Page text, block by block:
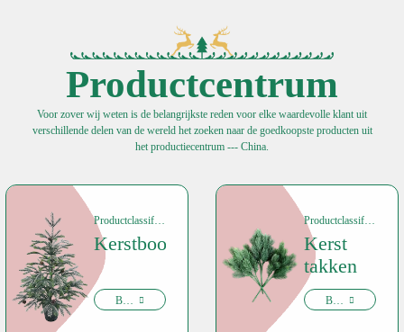
Productcentrum
Voor zover wij weten is de belangrijkste reden voor elke waardevolle klant uit
verschillende delen van de wereld het zoeken naar de goedkoopste producten uit
het productiecentrum --- China.
Kerstboom
Bekijk nu
Kerst
takken
Bekijk nu